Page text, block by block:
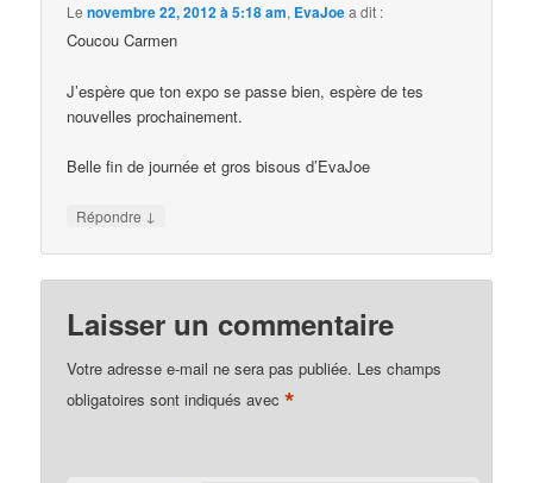
Lenovembre 22, 2012 à 5:18 am, EvaJoea dit :
Coucou Carmen
J’espère que ton expo se passe bien, espère de tes
nouvelles prochainement.
Belle fin de journée et gros bisous d’EvaJoe
Répondre ↓
Laisser un commentaire
Votre adresse e-mail ne sera pas publiée. Les champs
obligatoires sont indiqués avec*